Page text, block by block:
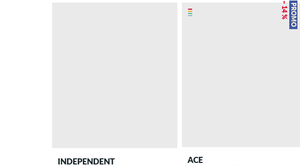
INDEPENDENT
PROMO
– 14 %
ACE